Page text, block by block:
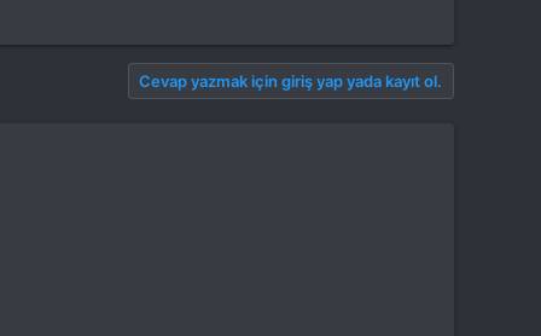
Cevap yazmak için giriş yap yada kayıt ol.